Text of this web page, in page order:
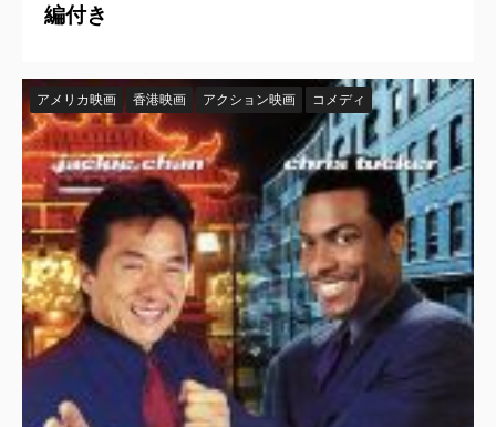
編付き
アメリカ映画 香港映画 アクション映画 コメディ